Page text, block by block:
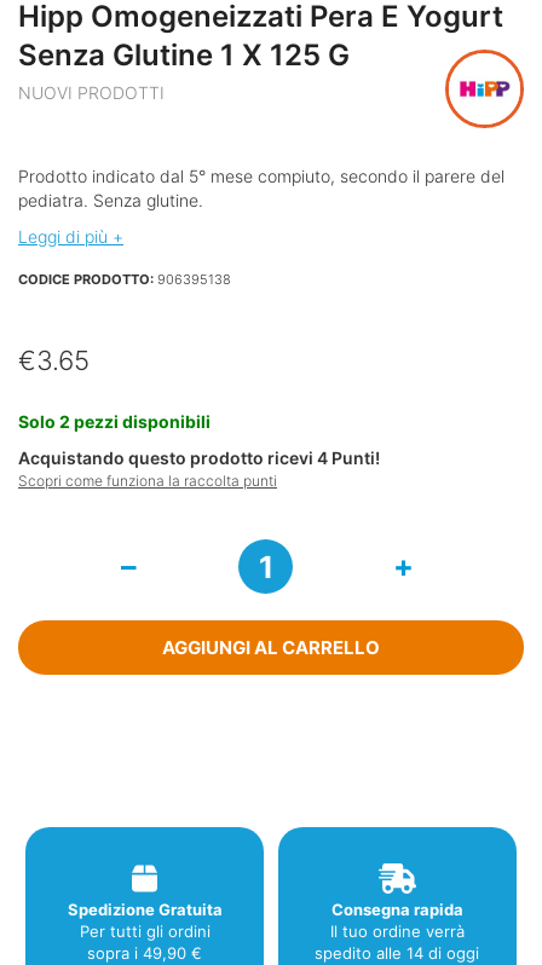
Hipp Omogeneizzati Pera E Yogurt
Senza Glutine 1 X 125 G
NUOVI PRODOTTI
Prodotto indicato dal 5° mese compiuto, secondo il parere del
pediatra. Senza glutine.
Leggi di più +
CODICE PRODOTTO: 906395138
€3.65
Solo 2 pezzi disponibili
Acquistando questo prodotto ricevi 4 Punti!
Scopri come funziona la raccolta punti
Omogeneizzati
E
Yogurt
Senza
AGGIUNGI AL CARRELLO
Spedizione Gratuita
Per tutti gli ordini
sopra i 49,90 €
Consegna rapida
Il tuo ordine verrà
spedito alle 14 di oggi